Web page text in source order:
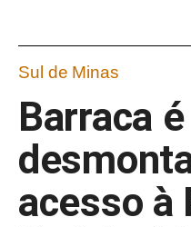
Sul de Minas
Barraca é
acesso à